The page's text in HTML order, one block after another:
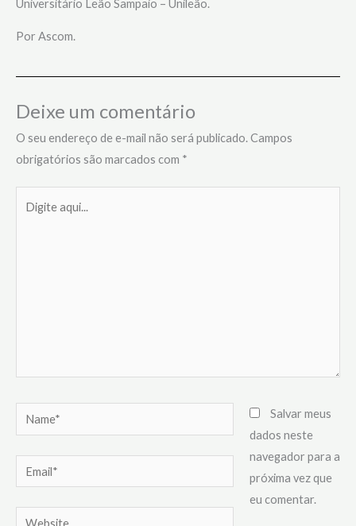
Universitário Leão Sampaio – Unileão.
Por Ascom.
Deixe um comentário
O seu endereço de e-mail não será publicado.Campos
obrigatórios são marcados com *
aqui...
Name*
Email*
Website
Salvar meus
dados neste
navegador para a
próxima vez que
eu comentar.